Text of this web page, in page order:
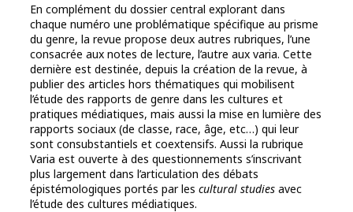
En complément du dossier central explorant dans
chaque numéro une problématique spécifique au prisme
du genre, la revue propose deux autres rubriques, l’une
consacrée aux notes de lecture, l’autre aux varia. Cette
dernière est destinée, depuis la création de la revue, à
publier des articles hors thématiques qui mobilisent
l’étude des rapports de genre dans les cultures et
pratiques médiatiques, mais aussi la mise en lumière des
rapports sociaux (de classe, race, âge, etc…) qui leur
sont consubstantiels et coextensifs. Aussi la rubrique
Varia est ouverte à des questionnements s’inscrivant
plus largement dans l’articulation des débats
épistémologiques portés par les cultural studies avec
l’étude des cultures médiatiques.